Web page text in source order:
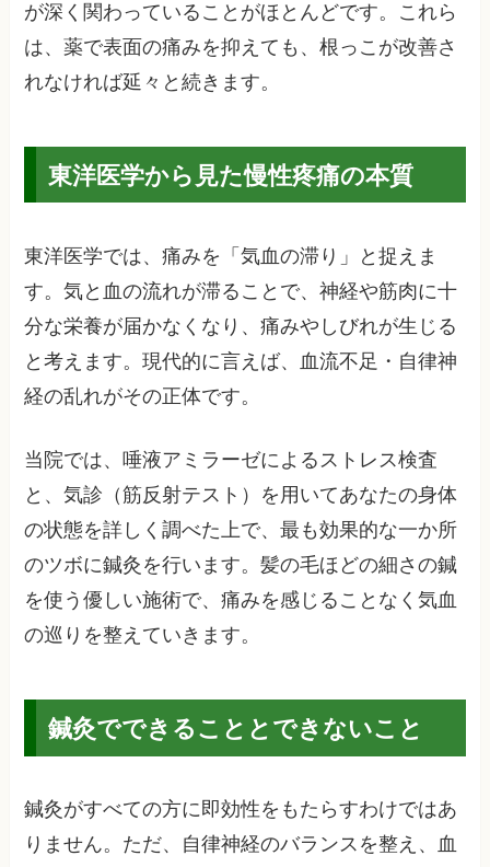
が深く関わっていることがほとんどです。これら
は、薬で表面の痛みを抑えても、根っこが改善さ
れなければ延々と続きます。
東洋医学から見た慢性疼痛の本質
東洋医学では、痛みを「気血の滞り」と捉えま
す。気と血の流れが滞ることで、神経や筋肉に十
分な栄養が届かなくなり、痛みやしびれが生じる
と考えます。現代的に言えば、血流不足・自律神
経の乱れがその正体です。
当院では、唾液アミラーゼによるストレス検査
と、気診（筋反射テスト）を用いてあなたの身体
の状態を詳しく調べた上で、最も効果的な一か所
のツボに鍼灸を行います。髪の毛ほどの細さの鍼
を使う優しい施術で、痛みを感じることなく気血
の巡りを整えていきます。
鍼灸でできることとできないこと
鍼灸がすべての方に即効性をもたらすわけではあ
りません。ただ、自律神経のバランスを整え、血